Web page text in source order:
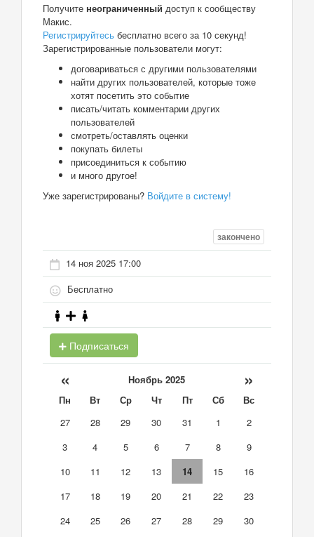
Получите неограниченный доступ к сообществу
Макис.
Регистрируйтесь бесплатно всего за 10 секунд!
Зарегистрированные пользователи могут:
договариваться с другими пользователями
найти других пользователей, которые тоже
хотят посетить это событие
писать/читать комментарии других
пользователей
смотреть/оставлять оценки
покупать билеты
присоединиться к событию
и много другое!
Уже зарегистрированы? Войдите в систему!
закончено
14 ноя 2025 17:00
Бесплатно
Подписаться
« Ноябрь 2025 »
Пн Вт Ср Чт Пт Сб
Вс
27
28 29 30 31 1
2
3
4 5 6 7 8
9
10
11 12 13 14 15
16
17
18 19 20 21 22
23
24
25 26 27 28 29
30